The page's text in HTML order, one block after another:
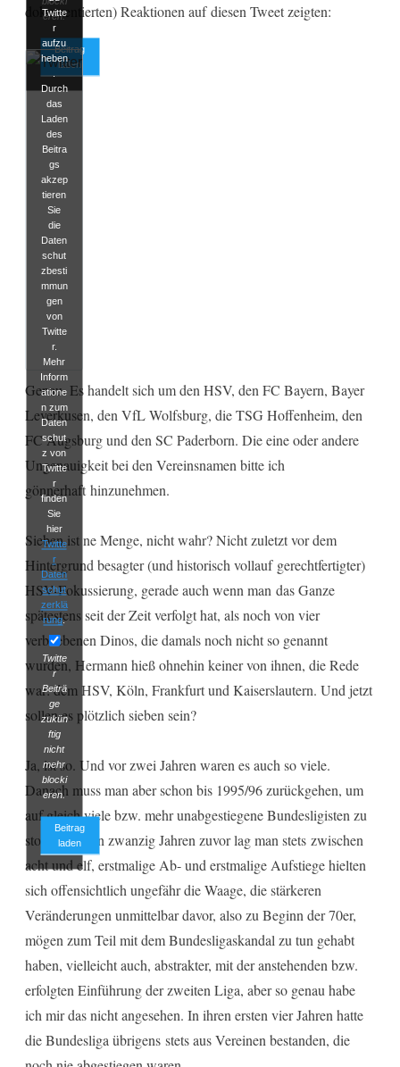
eren.
Beitrag
laden
dokumentierten) Reaktionen auf diesen Tweet zeigten:
Twitte
r
aufzu
heben
Durch
das
Laden
des
Beitra
gs
akzep
tieren
Sie
die
Daten
schut
zbesti
mmun
gen
von
Twitte
r.
Mehr
Inform
atione
n zum
Daten
schut
z von
Twitte
r
finden
Sie
hier
Twitte
r
Daten
schut
zerklä
rung.
Twitte
r
Beiträ
ge
zukün
ftig
nicht
mehr
blocki
eren.
Beitrag
laden
Genau. Es handelt sich um den HSV, den FC Bayern, Bayer
Leverkusen, den VfL Wolfsburg, die TSG Hoffenheim, den
FC Augsburg und den SC Paderborn. Die eine oder andere
Ungenauigkeit bei den Vereinsnamen bitte ich
gönnerhaft hinzunehmen.
Sieben ist ne Menge, nicht wahr? Nicht zuletzt vor dem
Hintergrund besagter (und historisch vollauf gerechtfertigter)
HSV-Fokussierung, gerade auch wenn man das Ganze
spätestens seit der Zeit verfolgt hat, als noch von vier
verbliebenen Dinos, die damals noch nicht so genannt
wurden, Hermann hieß ohnehin keiner von ihnen, die Rede
war: dem HSV, Köln, Frankfurt und Kaiserslautern. Und jetzt
sollen es plötzlich sieben sein?
Ja, ist so. Und vor zwei Jahren waren es auch so viele.
Danach muss man aber schon bis 1995/96 zurückgehen, um
auf gleich viele bzw. mehr unabgestiegene Bundesligisten zu
stoßen. In den zwanzig Jahren zuvor lag man stets zwischen
acht und elf, erstmalige Ab- und erstmalige Aufstiege hielten
sich offensichtlich ungefähr die Waage, die stärkeren
Veränderungen unmittelbar davor, also zu Beginn der 70er,
mögen zum Teil mit dem Bundesligaskandal zu tun gehabt
haben, vielleicht auch, abstrakter, mit der anstehenden bzw.
erfolgten Einführung der zweiten Liga, aber so genau habe
ich mir das nicht angesehen. In ihren ersten vier Jahren hatte
die Bundesliga übrigens stets aus Vereinen bestanden, die